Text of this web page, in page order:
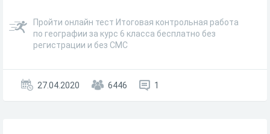
Пройти онлайн тест Итоговая контрольная работа
по географии за курс 6 класса бесплатно без
регистрации и без СМС
27.04.2020 6446 1